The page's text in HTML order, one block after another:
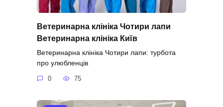
Ветеринарна клініка Чотири лапи
Ветеринарна клініка Київ
Ветеринарна клініка Чотири лапи: турбота
про улюбленців
0 75